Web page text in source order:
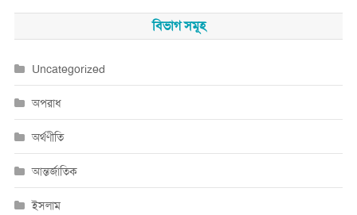
বিভাগ সমূহ
Uncategorized
অপরাধ
অর্থণীতি
আন্তর্জাতিক
ইসলাম